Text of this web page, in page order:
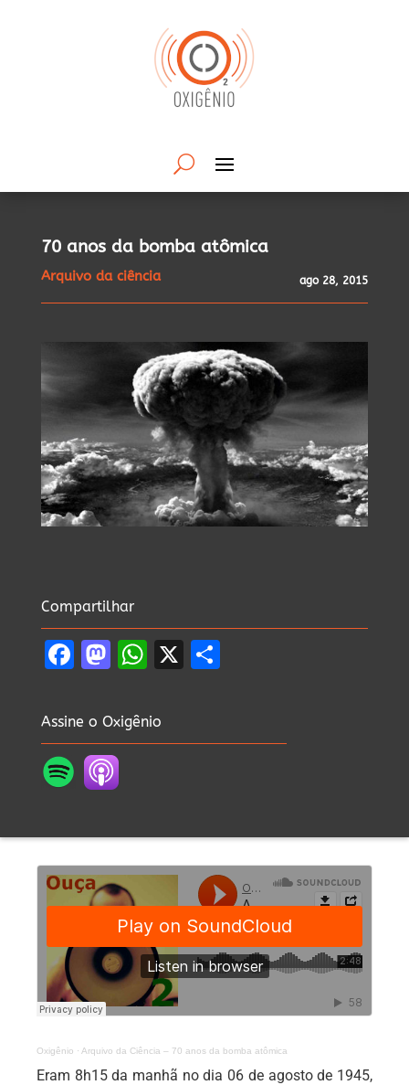
70 anos da bomba atômica
Arquivo da ciência ago 28, 2015
Compartilhar
Facebook
Mastodon
WhatsApp
X Share
Assine o Oxigênio
Oxigênio · Arquivo da Ciência – 70 anos da bomba atômica
Eram 8h15 da manhã no dia 06 de agosto de 1945,